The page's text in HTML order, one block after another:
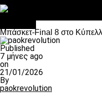
Μπάσκετ-Final 8 στο
Published
7 μήνες ago
on
21/01/2026
By
paokrevolution